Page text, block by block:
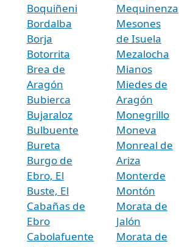
Boquiñeni
Bordalba
Borja
Botorrita
Brea de
Aragón
Bubierca
Bujaraloz
Bulbuente
Bureta
Burgo de
Ebro, El
Buste, El
Cabañas de
Ebro
Cabolafuente
Mequinenza
Mesones
de Isuela
Mezalocha
Mianos
Miedes de
Aragón
Monegrillo
Moneva
Monreal de
Ariza
Monterde
Montón
Morata de
Jalón
Morata de